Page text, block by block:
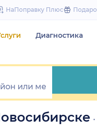
to
НаПоправку Плюс
Диагностика